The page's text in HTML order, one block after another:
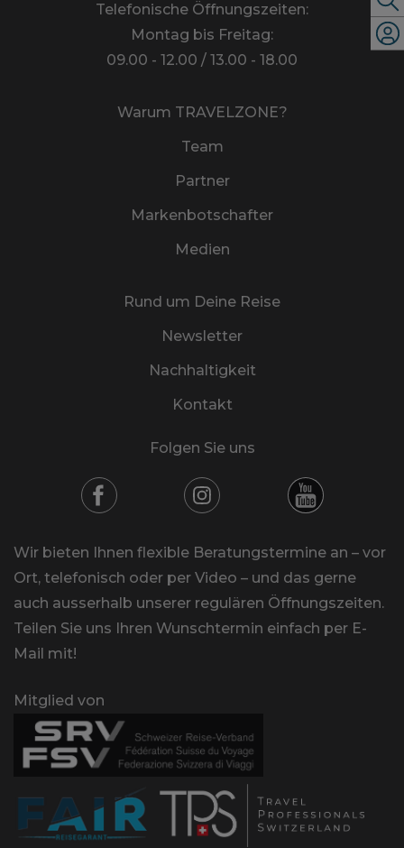
Telefonische Öffnungszeiten:
Montag bis Freitag:
09.00 - 12.00 / 13.00 - 18.00
Warum TRAVELZONE?
Team
Partner
Markenbotschafter
Medien
Rund um Deine Reise
Newsletter
Nachhaltigkeit
Kontakt
Folgen Sie uns
Wir bieten Ihnen flexible Beratungstermine an – vor
Ort, telefonisch oder per Video – und das gerne
auch ausserhalb unserer regulären Öffnungszeiten.
Teilen Sie uns Ihren Wunschtermin einfach per E-
Mail mit!
Mitglied von